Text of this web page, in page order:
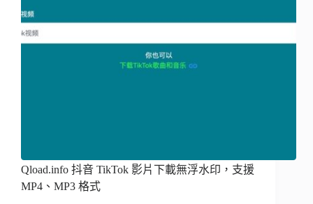
Qload.info 抖音 TikTok 影片下載無浮水印，支援
MP4、MP3 格式